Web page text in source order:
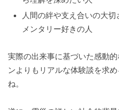
人間の絆や支え合いの大
メンタリー好きの人
実際の出来事に基づいた感動
ンよりもリアルな体験談を求
ね。